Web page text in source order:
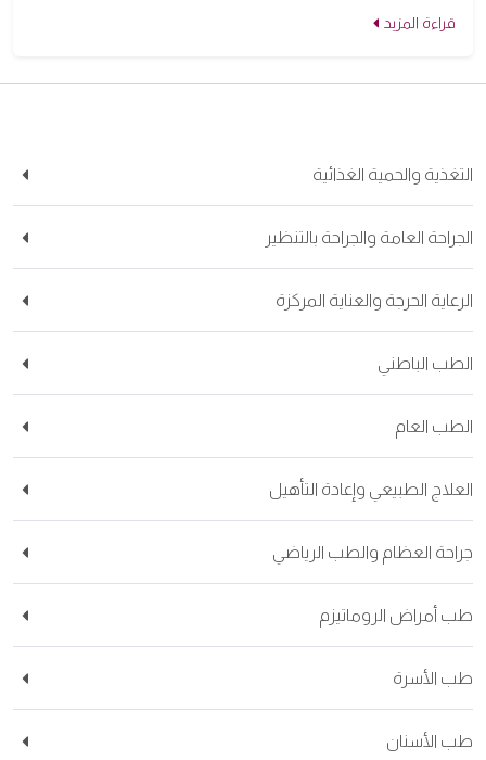
والحمية الغذائية
العامة والجراحة بالتنظير
الحرجة والعناية المركزة
الباطني
العام
الطبيعي وإعادة التأهيل
العظام والطب الرياضي
أمراض الروماتيزم
الأسرة
الأسنان
قراءة المزيد